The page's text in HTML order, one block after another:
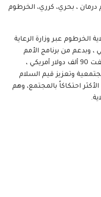
درمان ، بحري، كرري، الخرطوم
الخرطوم عبر وزارة الرعاية
، وبدعم من برنامج الأمم
المتحدة الإنمائي (UNDP)، وبتكلفة بلغت 90 ألف دولار أمريكي ،
وتعزيز قيم السلام
احتكاكاً بالمجتمع، وهم